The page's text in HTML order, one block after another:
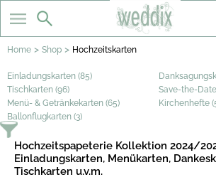
Home > Shop > Hochzeitskarten
Einladungskarten (85)
Tischkarten (96)
Save-the-
Menü- & Getränkekarten (65)
Kirchenhefte
Ballonflugkarten (3)
Hochzeitspapeterie Kollektion 2024/
Einladungskarten, Menükarten,
Tischkarten u.v.m.